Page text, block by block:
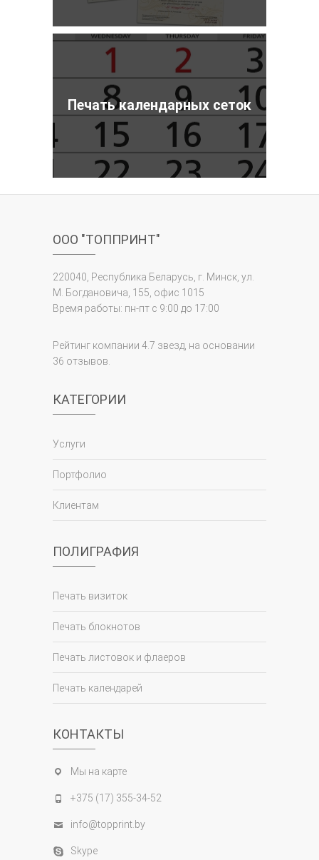
Печать календарных сеток
ООО "ТОППРИНТ"
220040, Республика Беларусь, г. Минск, ул.
М. Богдановича, 155, офис 1015
Время работы: пн-пт с 9:00 до 17:00
Рейтинг компании 4.7 звезд, на основании
36 отзывов.
КАТЕГОРИИ
Услуги
Портфолио
Клиентам
ПОЛИГРАФИЯ
Печать визиток
Печать блокнотов
Печать листовок и флаеров
Печать календарей
КОНТАКТЫ
Мы на карте
+375 (17) 355-34-52
info@topprint.by
Skype